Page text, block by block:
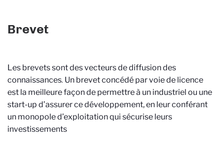
Brevet
Les brevets sont des vecteurs de diffusion des
connaissances. Un brevet concédé par voie de licence
est la meilleure façon de permettre à un industriel ou une
start-up d’assurer ce développement, en leur conférant
un monopole d’exploitation qui sécurise leurs
investissements